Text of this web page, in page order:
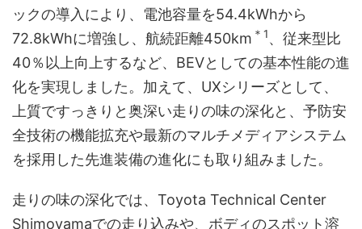
ックの導入により、電池容量を54.4kWhから
72.8kWhに増強し、航続距離450km ＊1、従来型比
40％以上向上するなど、BEVとしての基本性能の進
化を実現しました。加えて、UXシリーズとして、
上質ですっきりと奥深い走りの味の深化と、予防安
全技術の機能拡充や最新のマルチメディアシステム
を採用した先進装備の進化にも取り組みました。
走りの味の深化では、Toyota Technical Center
Shimoyamaでの走り込みや、ボディのスポット溶